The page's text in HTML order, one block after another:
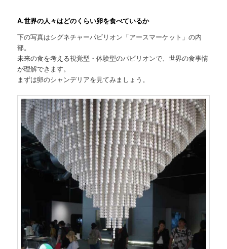
A.世界の人々はどのくらい卵を食べているか
下の写真はシグネチャーパビリオン「アースマーケット」の内
部。
未来の食を考える視覚型・体験型のパビリオンで、世界の食事情
が理解できます。
まずは卵のシャンデリアを見てみましょう。